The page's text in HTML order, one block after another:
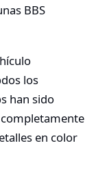
BBS
los
han sido
en color